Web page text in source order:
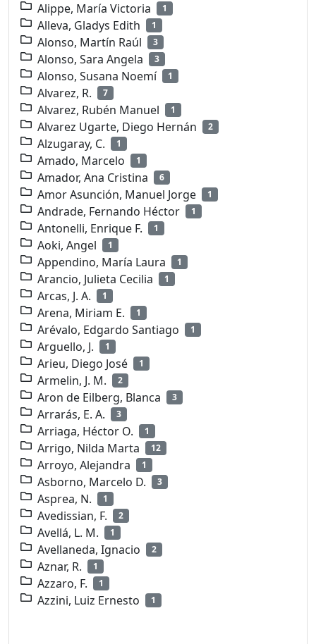
Alippe, María Victoria 1
Alleva, Gladys Edith 1
Alonso, Martín Raúl 3
Alonso, Sara Angela 3
Alonso, Susana Noemí 1
Alvarez, R. 7
Alvarez, Rubén Manuel 1
Alvarez Ugarte, Diego Hernán 2
Alzugaray, C. 1
Amado, Marcelo 1
Amador, Ana Cristina 6
Amor Asunción, Manuel Jorge 1
Andrade, Fernando Héctor 1
Antonelli, Enrique F. 1
Aoki, Angel 1
Appendino, María Laura 1
Arancio, Julieta Cecilia 1
Arcas, J. A. 1
Arena, Miriam E. 1
Arévalo, Edgardo Santiago 1
Arguello, J. 1
Arieu, Diego José 1
Armelin, J. M. 2
Aron de Eilberg, Blanca 3
Arrarás, E. A. 3
Arriaga, Héctor O. 1
Arrigo, Nilda Marta 12
Arroyo, Alejandra 1
Asborno, Marcelo D. 3
Asprea, N. 1
Avedissian, F. 2
Avellá, L. M. 1
Avellaneda, Ignacio 2
Aznar, R. 1
Azzaro, F. 1
Azzini, Luiz Ernesto 1